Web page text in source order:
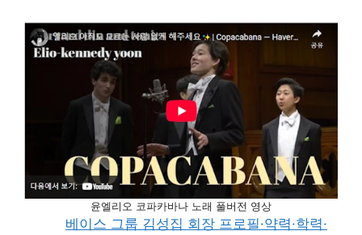
윤엘리오 코파카바나 노래 풀버전 영상
베이스 그룹 김성집 회장 프로필·약력·학력·